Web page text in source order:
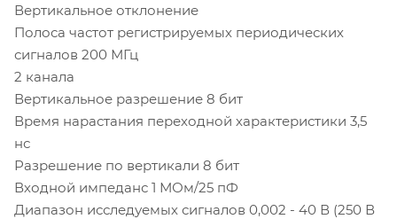
Вертикальное отклонение
Полоса частот регистрируемых периодических
сигналов 200 МГц
2 канала
Вертикальное разрешение 8 бит
Время нарастания переходной характеристики 3,5
нс
Разрешение по вертикали 8 бит
Входной импеданс 1 МОм/25 пФ
Диапазон исследуемых сигналов 0,002 - 40 В (250 В